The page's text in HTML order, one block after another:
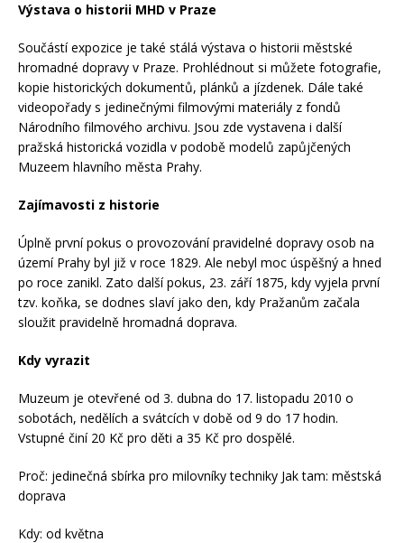
Výstava o historii MHD v Praze
Součástí expozice je také stálá výstava o historii městské
hromadné dopravy v Praze. Prohlédnout si můžete fotografie,
kopie historických dokumentů, plánků a jízdenek. Dále také
videopořady s jedinečnými filmovými materiály z fondů
Národního filmového archivu. Jsou zde vystavena i další
pražská historická vozidla v podobě modelů zapůjčených
Muzeem hlavního města Prahy.
Zajímavosti z historie
Úplně první pokus o provozování pravidelné dopravy osob na
území Prahy byl již v roce 1829. Ale nebyl moc úspěšný a hned
po roce zanikl. Zato další pokus, 23. září 1875, kdy vyjela první
tzv. koňka, se dodnes slaví jako den, kdy Pražanům začala
sloužit pravidelně hromadná doprava.
Kdy vyrazit
Muzeum je otevřené od 3. dubna do 17. listopadu 2010 o
sobotách, nedělích a svátcích v době od 9 do 17 hodin.
Vstupné činí 20 Kč pro děti a 35 Kč pro dospělé.
Proč: jedinečná sbírka pro milovníky techniky Jak tam: městská
doprava
Kdy: od května